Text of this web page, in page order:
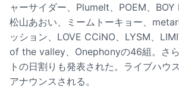
ャーサイダー、Plumelt、POEM、BOY
松山あおい、ミームトーキョー、
ッション、LOVE CCiNO、LYSM、
of the valley、Onephonyの46組。さ
トの日割りも発表された。ライブハウ
アナウンスされる。